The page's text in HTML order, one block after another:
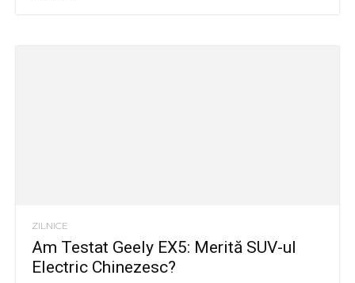
ZILNICE
Am Testat Geely EX5: Merită SUV-ul
Electric Chinezesc?